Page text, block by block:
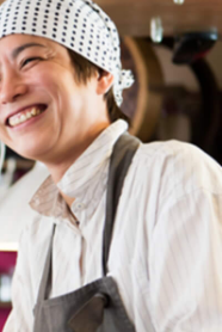
課題解決を支援します。